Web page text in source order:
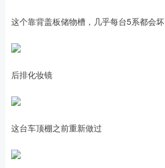
这个靠背盖板储物槽，几乎每台5系都会坏
后排化妆镜
这台车顶棚之前重新做过